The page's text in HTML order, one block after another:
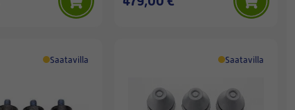
Saatavilla Saatavilla